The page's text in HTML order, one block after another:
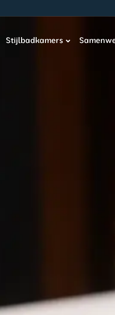
Stijlbadkamers